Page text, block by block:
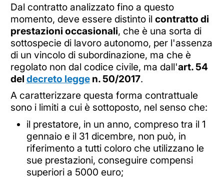
Dal contratto analizzato fino a questo
momento, deve essere distinto il contratto di
prestazioni occasionali, che è una sorta di
sottospecie di lavoro autonomo, per l'assenza
di un vincolo di subordinazione, ma che è
regolato non dal codice civile, ma dall'art. 54
del decreto leggen. 50/2017.
A caratterizzare questa forma contrattuale
sono i limiti a cui è sottoposto, nel senso che:
il prestatore, in un anno, compreso tra il 1
gennaio e il 31 dicembre, non può, in
riferimento a tutti coloro che utilizzano le
sue prestazioni, conseguire compensi
superiori a 5000 euro;